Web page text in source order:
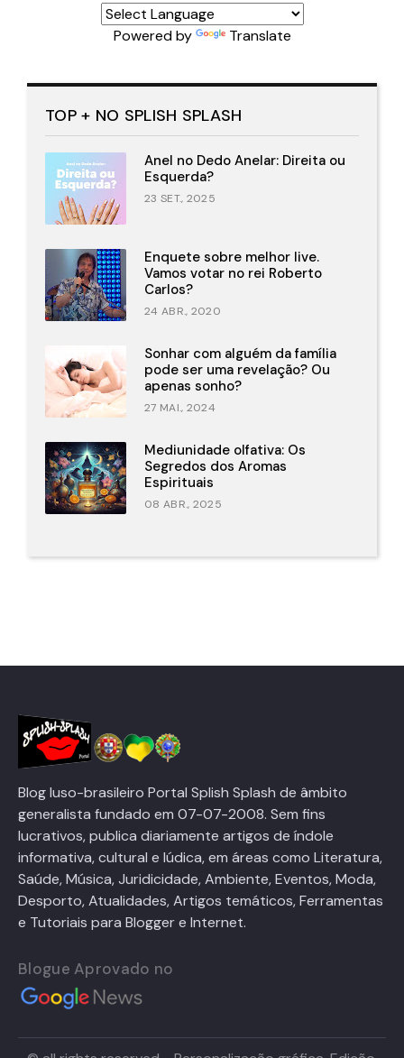
Powered by Translate
TOP + NO SPLISH SPLASH
Anel no Dedo Anelar: Direita ou
Esquerda?
23 SET., 2025
Enquete sobre melhor live.
Vamos votar no rei Roberto
Carlos?
24 ABR., 2020
Sonhar com alguém da família
pode ser uma revelação? Ou
apenas sonho?
27 MAI., 2024
Mediunidade olfativa: Os
Segredos dos Aromas
Espirituais
08 ABR., 2025
Blog luso-brasileiro Portal Splish Splash de âmbito
generalista fundado em 07-07-2008. Sem fins
lucrativos, publica diariamente artigos de índole
informativa, cultural e lúdica, em áreas como Literatura,
Saúde, Música, Juridicidade, Ambiente, Eventos, Moda,
Desporto, Atualidades, Artigos temáticos, Ferramentas
e Tutoriais para Blogger e Internet.
Blogue Aprovado no